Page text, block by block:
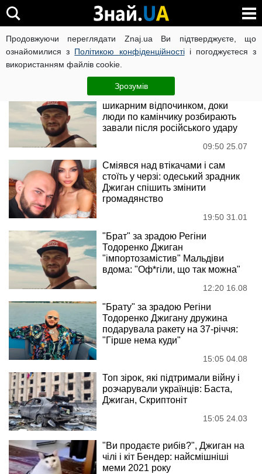
Продовжуючи переглядати Znaj.ua Ви підтверджуєте, що
ознайомилися з Політикою конфіденційностіі погоджуєтеся з
використанням файлів cookie.
Зрозумів
Джиган
Новини
Одесит Джиган хизується
шикарним відпочинком, доки
люди по камінчику розбирають
завали після російського удару
09:50 25.07
Сміявся над втікачами і сам
стоїть у черзі: одеський зрадник
Джиган спішить змінити
громадянство
19:50 31.01
"Брат" за зрадою Регіни
Тодоренко Джиган
"імпортозамістив" Мальдіви
вдома: "Оф*гіли, що так можна"
12:20 16.08
"Брату" за зрадою Регіни
Тодоренко Джигану дружина
подарувала ракету на 37-річчя:
"Гірше нема куди"
15:05 04.08
Топ зірок, які підтримали війну і
розчарували українців: Баста,
Джиган, Скриптоніт
15:05 24.03
"Ви продаєте рибів?", Джиган на
чілі і кіт Бендер: найсмішніші
меми 2021 року